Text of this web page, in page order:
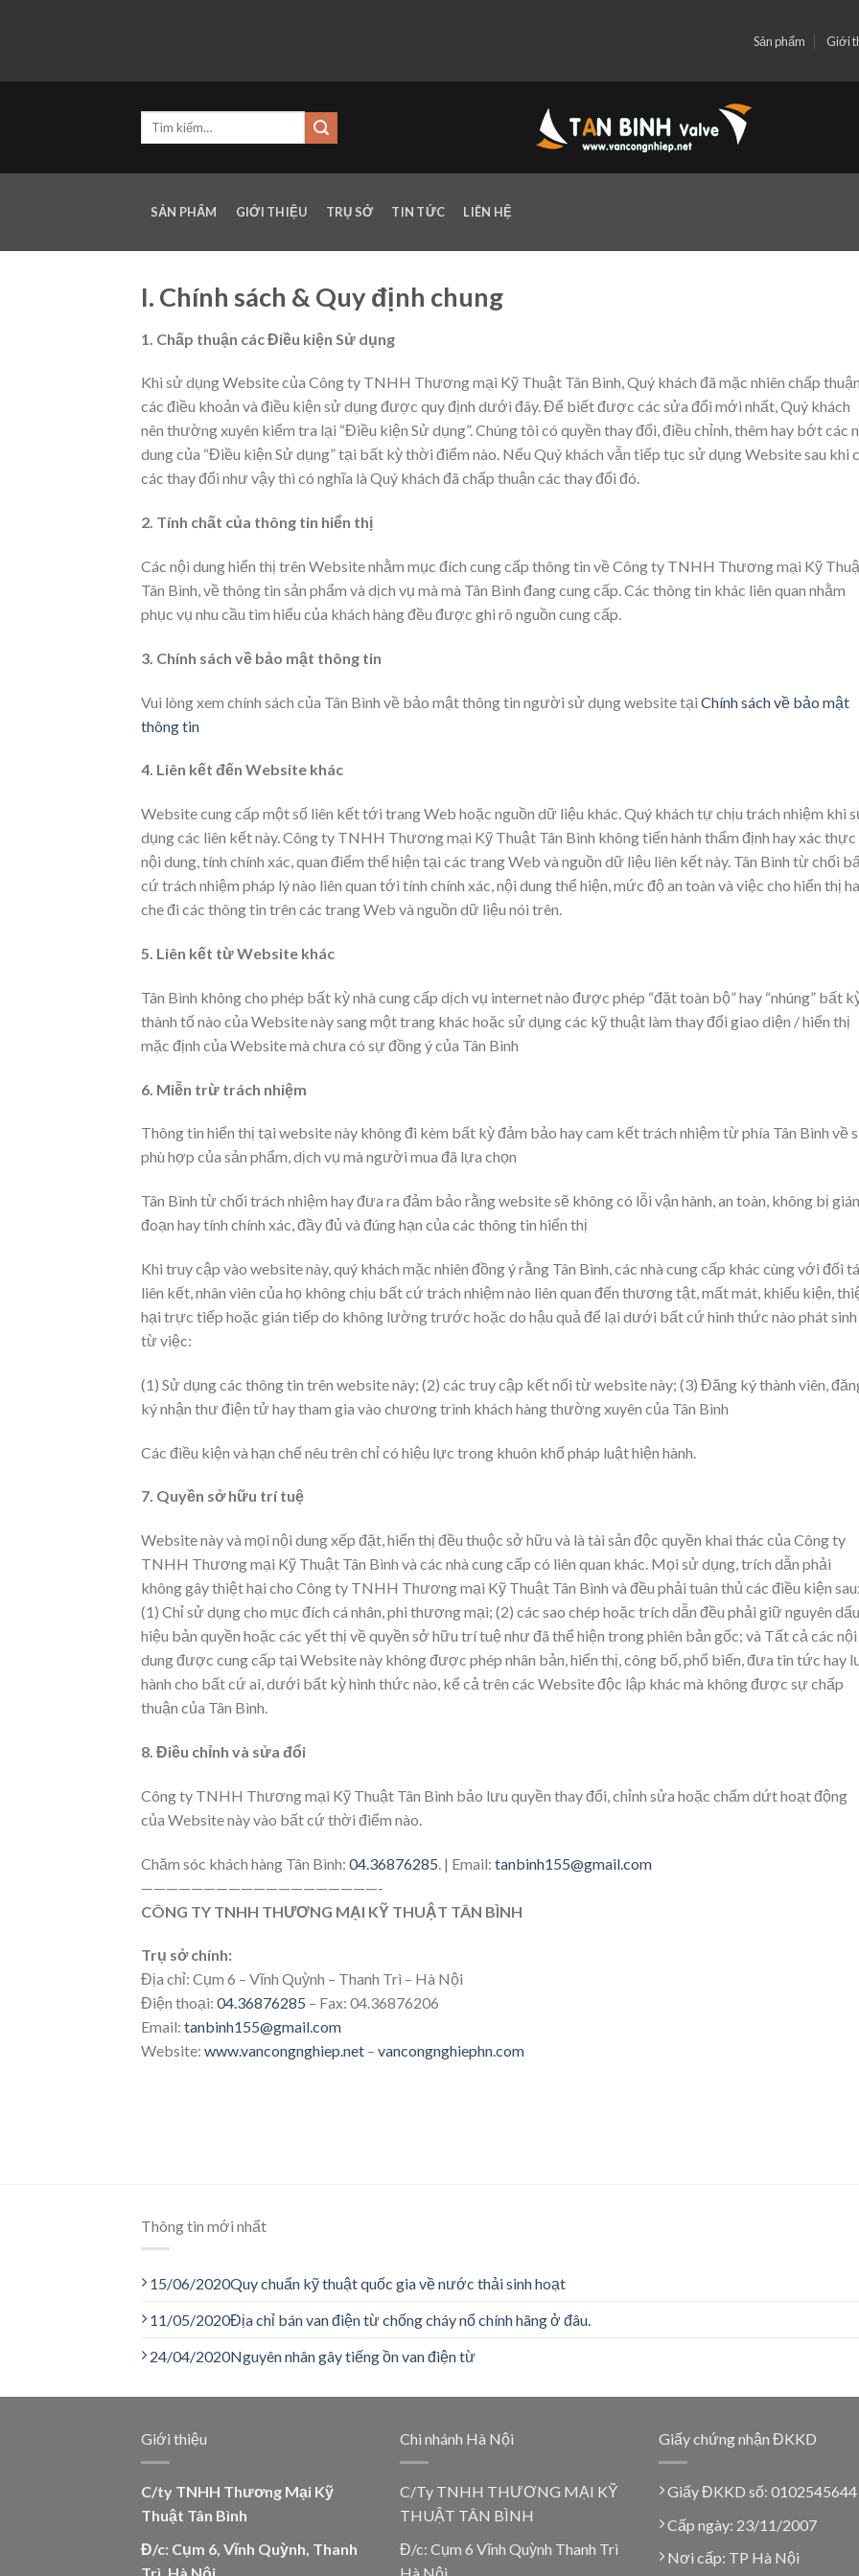
Sản phẩm Giới
SẢN PHẨM GIỚI THIỆU TRỤ SỞ TIN TỨC LIÊN HỆ
I. Chính sách & Quy định chung
1. Chấp thuận các Điều kiện Sử dụng
Khi sử dụng Website của Công ty TNHH Thương mại Kỹ Thuật Tân Bình, Quý khách đã mặc nhiên chấp thuận
các điều khoản và điều kiện sử dụng được quy định dưới đây. Để biết được các sửa đổi mới nhất, Quý khách
nên thường xuyên kiểm tra lại “Điều kiện Sử dụng”. Chúng tôi có quyền thay đổi, điều chỉnh, thêm hay bớt các
dung của “Điều kiện Sử dụng” tại bất kỳ thời điểm nào. Nếu Quý khách vẫn tiếp tục sử dụng Website sau khi
các thay đổi như vậy thì có nghĩa là Quý khách đã chấp thuận các thay đổi đó.
2. Tính chất của thông tin hiển thị
Các nội dung hiển thị trên Website nhằm mục đích cung cấp thông tin về Công ty TNHH Thương mại Kỹ
Tân Bình, về thông tin sản phẩm và dịch vụ mà mà Tân Bình đang cung cấp. Các thông tin khác liên quan nhằm
phục vụ nhu cầu tìm hiểu của khách hàng đều được ghi rõ nguồn cung cấp.
3. Chính sách về bảo mật thông tin
Vui lòng xem chính sách của Tân Bình về bảo mật thông tin người sử dụng website tại Chính sách về bảo mật
thông tin
4. Liên kết đến Website khác
Website cung cấp một số liên kết tới trang Web hoặc nguồn dữ liệu khác. Quý khách tự chịu trách nhiệm khi
dụng các liên kết này. Công ty TNHH Thương mại Kỹ Thuật Tân Bình không tiến hành thẩm định hay xác thực
nội dung, tính chính xác, quan điểm thể hiện tại các trang Web và nguồn dữ liệu liên kết này. Tân Bình từ chối
cứ trách nhiệm pháp lý nào liên quan tới tính chính xác, nội dung thể hiện, mức độ an toàn và việc cho hiển thị
che đi các thông tin trên các trang Web và nguồn dữ liệu nói trên.
5. Liên kết từ Website khác
Tân Bình không cho phép bất kỳ nhà cung cấp dịch vụ internet nào được phép “đặt toàn bộ” hay “nhúng” bất
thành tố nào của Website này sang một trang khác hoặc sử dụng các kỹ thuật làm thay đổi giao diện / hiển thị
mặc định của Website mà chưa có sự đồng ý của Tân Bình
6. Miễn trừ trách nhiệm
Thông tin hiển thị tại website này không đi kèm bất kỳ đảm bảo hay cam kết trách nhiệm từ phía Tân Bình về
phù hợp của sản phẩm, dịch vụ mà người mua đã lựa chọn
Tân Bình từ chối trách nhiệm hay đưa ra đảm bảo rằng website sẽ không có lỗi vận hành, an toàn, không bị gián
đoạn hay tính chính xác, đầy đủ và đúng hạn của các thông tin hiển thị
Khi truy cập vào website này, quý khách mặc nhiên đồng ý rằng Tân Bình, các nhà cung cấp khác cùng với đối
liên kết, nhân viên của họ không chịu bất cứ trách nhiệm nào liên quan đến thương tật, mất mát, khiếu kiện,
hại trực tiếp hoặc gián tiếp do không lường trước hoặc do hậu quả để lại dưới bất cứ hình thức nào phát sinh
từ việc:
(1) Sử dụng các thông tin trên website này; (2) các truy cập kết nối từ website này; (3) Đăng ký thành viên,
ký nhận thư điện tử hay tham gia vào chương trình khách hàng thường xuyên của Tân Bình
Các điều kiện và hạn chế nêu trên chỉ có hiệu lực trong khuôn khổ pháp luật hiện hành.
7. Quyền sở hữu trí tuệ
Website này và mọi nội dung xếp đặt, hiển thị đều thuộc sở hữu và là tài sản độc quyền khai thác của Công ty
TNHH Thương mại Kỹ Thuật Tân Bình và các nhà cung cấp có liên quan khác. Mọi sử dụng, trích dẫn phải
không gây thiệt hại cho Công ty TNHH Thương mại Kỹ Thuật Tân Bình và đều phải tuân thủ các điều kiện sau:
(1) Chỉ sử dụng cho mục đích cá nhân, phi thương mại; (2) các sao chép hoặc trích dẫn đều phải giữ nguyên dấu
hiệu bản quyền hoặc các yết thị về quyền sở hữu trí tuệ như đã thể hiện trong phiên bản gốc; và Tất cả các nội
dung được cung cấp tại Website này không được phép nhân bản, hiển thị, công bố, phổ biến, đưa tin tức hay
hành cho bất cứ ai, dưới bất kỳ hình thức nào, kể cả trên các Website độc lập khác mà không được sự chấp
thuận của Tân Bình.
8. Điều chỉnh và sửa đổi
Công ty TNHH Thương mại Kỹ Thuật Tân Bình bảo lưu quyền thay đổi, chỉnh sửa hoặc chấm dứt hoạt động
của Website này vào bất cứ thời điểm nào.
Chăm sóc khách hàng Tân Bình: 04.36876285 . | Email: tanbinh155@gmail.com
———————————————————-
CÔNG TY TNHH THƯƠNG MẠI KỸ THUẬT TÂN BÌNH
Trụ sở chính:
Địa chỉ: Cụm 6 – Vĩnh Quỳnh – Thanh Trì – Hà Nội
Điện thoại: 04.36876285 – Fax: 04.36876206
Email: tanbinh155@gmail.com
Website: www.vancongnghiep.net – vancongnghiephn.com
Thông tin mới nhất
15/06/2020Quy chuẩn kỹ thuật quốc gia về nước thải sinh hoạt
11/05/2020Địa chỉ bán van điện từ chống cháy nổ chính hãng ở đâu.
24/04/2020Nguyên nhân gây tiếng ồn van điện từ
Giới thiệu
C/ty TNHH Thương Mại Kỹ
Thuật Tân Bình
Đ/c: Cụm 6, Vĩnh Quỳnh, Thanh
Trì, Hà Nội
Chi nhánh Hà Nội
C/Ty TNHH THƯƠNG MẠI KỸ
THUẬT TÂN BÌNH
Đ/c: Cụm 6 Vĩnh Quỳnh Thanh Trì
Hà Nội
Giấy chứng nhận ĐKKD
Giấy ĐKKD số: 0102545644
Cấp ngày: 23/11/2007
Nơi cấp: TP Hà Nội